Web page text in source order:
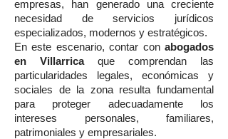
empresas, han generado una creciente
necesidad de servicios jurídicos
especializados, modernos y estratégicos.
En este escenario, contar con abogados
en Villarricaque comprendan las
particularidades legales, económicas y
sociales de la zona resulta fundamental
para proteger adecuadamente los
intereses personales, familiares,
patrimoniales y empresariales.